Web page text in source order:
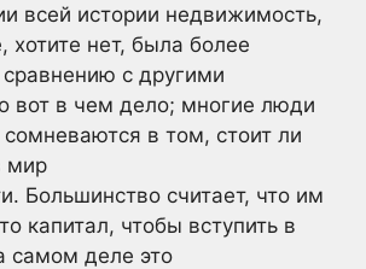
всей истории недвижимость,
хотите нет, была более
с другими
вот в чем дело; многие люди
в том, стоит ли
мир
Большинство считает, что им
капитал, чтобы вступить в
самом деле это